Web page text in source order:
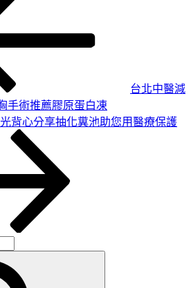
台北中醫減
手術推薦膠原蛋白凍
背心分享抽化糞池助您用醫療保護